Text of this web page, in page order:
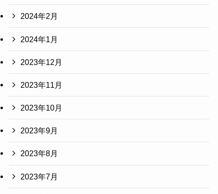
2024年2月
2024年1月
2023年12月
2023年11月
2023年10月
2023年9月
2023年8月
2023年7月